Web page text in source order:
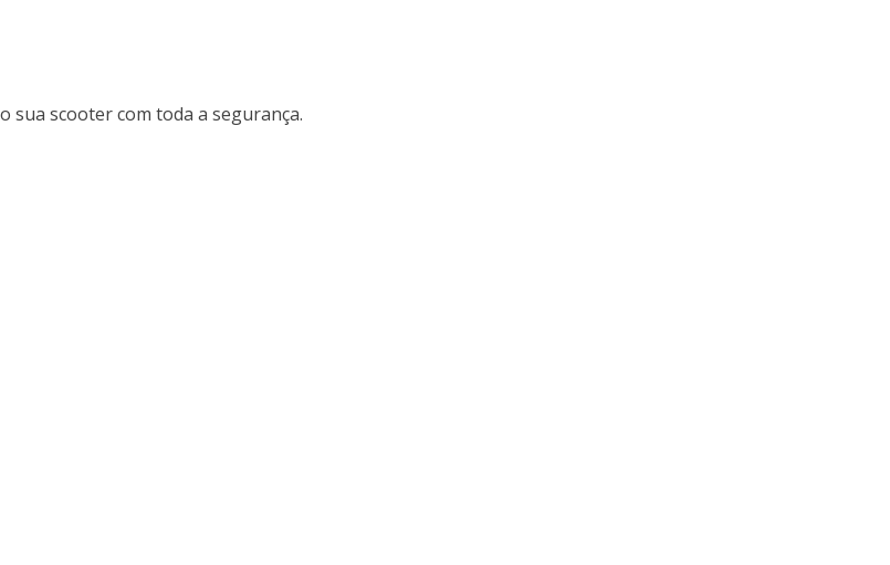
sua scooter com toda a segurança.